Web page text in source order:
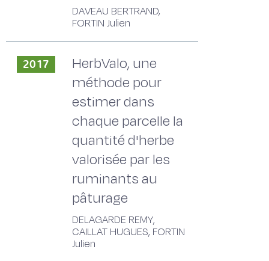
DAVEAU BERTRAND,
FORTIN Julien
2017
HerbValo, une
méthode pour
estimer dans
chaque parcelle la
quantité d'herbe
valorisée par les
ruminants au
pâturage
DELAGARDE REMY,
CAILLAT HUGUES, FORTIN
Julien